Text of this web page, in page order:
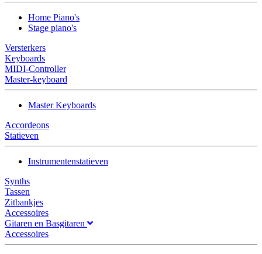
Home Piano's
Stage piano's
Versterkers
Keyboards
MIDI-Controller
Master-keyboard
Master Keyboards
Accordeons
Statieven
Instrumentenstatieven
Synths
Tassen
Zitbankjes
Accessoires
Gitaren en Basgitaren
Accessoires